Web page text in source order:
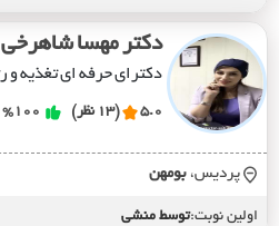
دکتر مهسا شاهرخی
دکترای حرفه ای تغذیه و
5.0 (13 نظر) %100
پردیس، بومهن
اولین نوبت:توسط منشی